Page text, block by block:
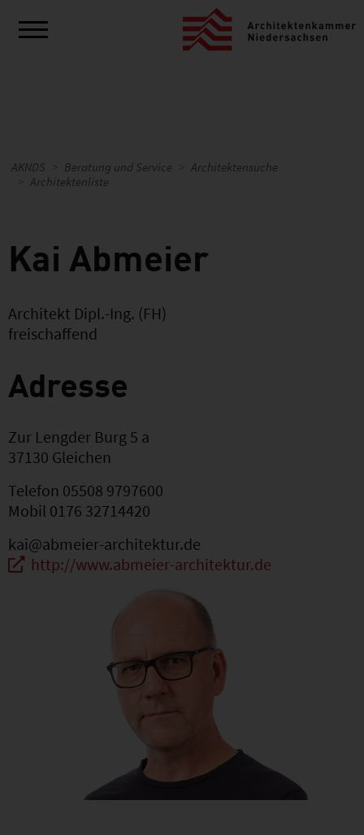
AKNDS Beratung und Service
Architektensuche
Architektenliste
Kai Abmeier
Architekt Dipl.-Ing. (FH)
freischaffend
Adresse
Zur Lengder Burg 5 a
37130 Gleichen
Telefon 05508 9797600
Mobil 0176 32714420
kai@abmeier-architektur.de
http://www.abmeier-architektur.de